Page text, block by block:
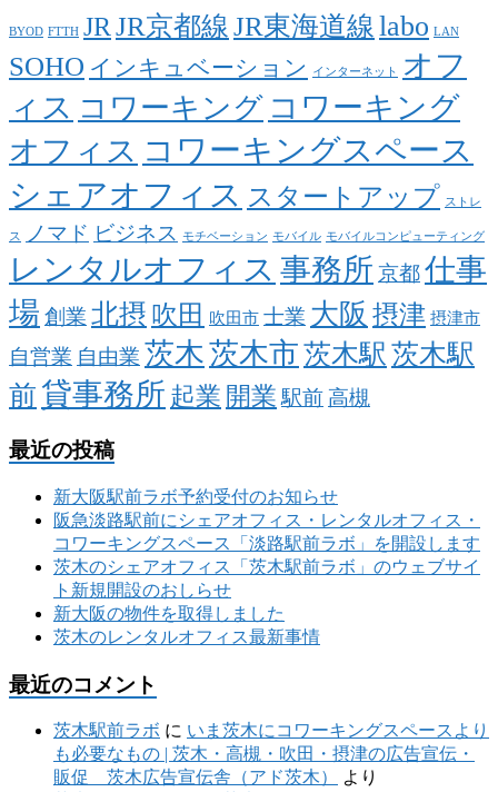
BYOD FTTH JRJR京都線 JR東海道線 labo LAN
SOHO インキュベーション インターネット
オフ
ィス コワーキング コワーキング
オフィス コワーキングスペース
シェアオフィス スタートアップ ストレ
ス ノマド ビジネス モチベーション モバイル モバイルコンピューティング
レンタルオフィス 事務所 京都仕事
場 創業 北摂 吹田 吹田市 士業 大阪 摂津 摂津市
自営業 自由業 茨木茨木市茨木駅 茨木駅
前貸事務所 起業 開業 駅前高槻
最近の投稿
新大阪駅前ラボ予約受付のお知らせ
阪急淡路駅前にシェアオフィス・レンタルオフィス・
コワーキングスペース「淡路駅前ラボ」を開設します
茨木のシェアオフィス「茨木駅前ラボ」のウェブサイ
ト新規開設のおしらせ
新大阪の物件を取得しました
茨木のレンタルオフィス最新事情
最近のコメント
茨木駅前ラボ に いま茨木にコワーキングスペースより
も必要なもの | 茨木・高槻・吹田・摂津の広告宣伝・
販促 茨木広告宣伝舎（アド茨木）
より